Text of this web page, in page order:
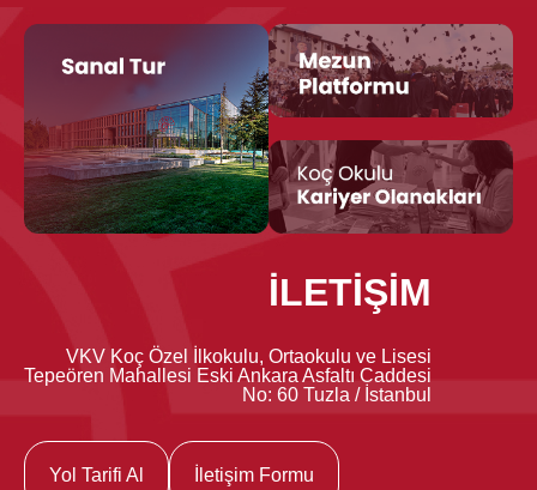
İLETİŞİM
VKV Koç Özel İlkokulu, Ortaokulu ve Lisesi
Tepeören Mahallesi Eski Ankara Asfaltı Caddesi
No: 60 Tuzla / İstanbul
Yol Tarifi Al İletişim Formu